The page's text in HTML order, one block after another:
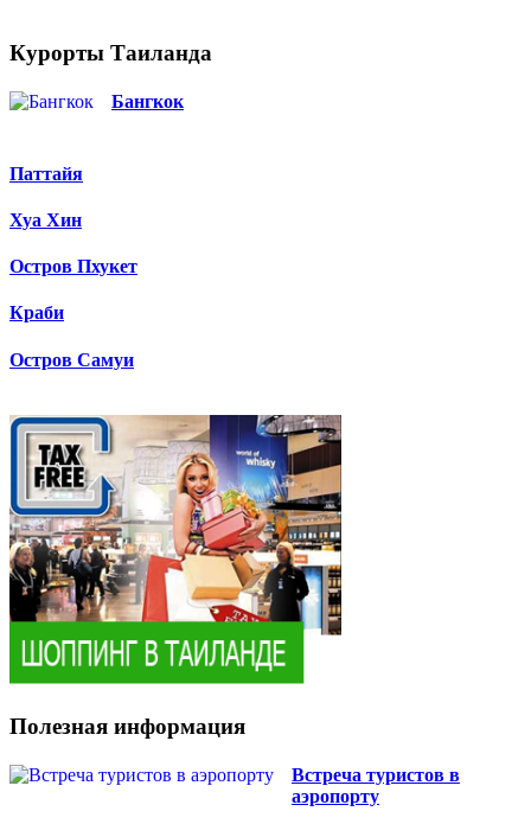
Курорты Таиланда
Бангкок
Паттайя
Хуа Хин
Остров Пхукет
Краби
Остров Самуи
Полезная информация
Встреча туристов в
аэропорту